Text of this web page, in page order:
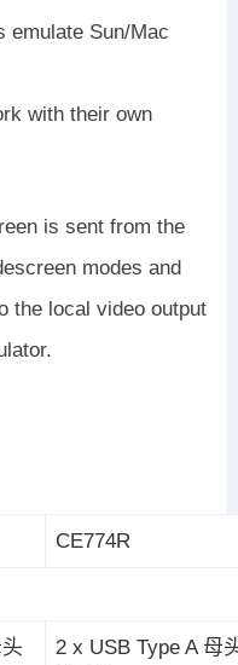
emulate Sun/Mac
with their own
is sent from the
modes and
the local video output
CE774R
2 x USB Type A 母